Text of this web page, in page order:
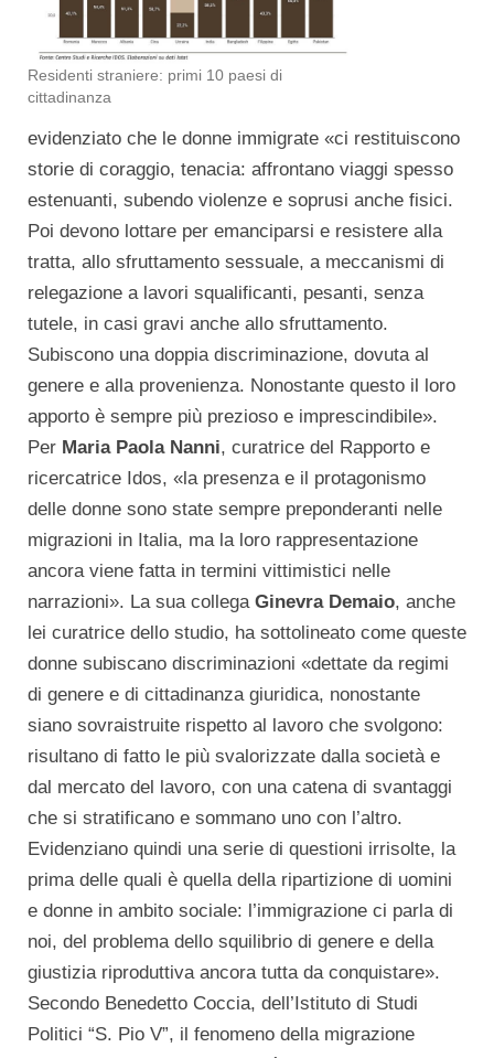
Residenti straniere: primi 10 paesi di
cittadinanza
evidenziato che le donne immigrate «ci restituiscono
storie di coraggio, tenacia: affrontano viaggi spesso
estenuanti, subendo violenze e soprusi anche fisici.
Poi devono lottare per emanciparsi e resistere alla
tratta, allo sfruttamento sessuale, a meccanismi di
relegazione a lavori squalificanti, pesanti, senza
tutele, in casi gravi anche allo sfruttamento.
Subiscono una doppia discriminazione, dovuta al
genere e alla provenienza. Nonostante questo il loro
apporto è sempre più prezioso e imprescindibile».
Per Maria Paola Nanni, curatrice del Rapporto e
ricercatrice Idos, «la presenza e il protagonismo
delle donne sono state sempre preponderanti nelle
migrazioni in Italia, ma la loro rappresentazione
ancora viene fatta in termini vittimistici nelle
narrazioni». La sua collega Ginevra Demaio, anche
lei curatrice dello studio, ha sottolineato come queste
donne subiscano discriminazioni «dettate da regimi
di genere e di cittadinanza giuridica, nonostante
siano sovraistruite rispetto al lavoro che svolgono:
risultano di fatto le più svalorizzate dalla società e
dal mercato del lavoro, con una catena di svantaggi
che si stratificano e sommano uno con l’altro.
Evidenziano quindi una serie di questioni irrisolte, la
prima delle quali è quella della ripartizione di uomini
e donne in ambito sociale: l’immigrazione ci parla di
noi, del problema dello squilibrio di genere e della
giustizia riproduttiva ancora tutta da conquistare».
Secondo Benedetto Coccia, dell’Istituto di Studi
Politici “S. Pio V”, il fenomeno della migrazione